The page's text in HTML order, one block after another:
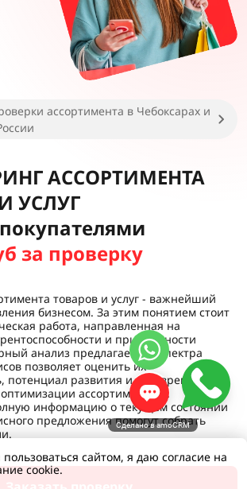
ассортимента в Чебоксарах и
АССОРТИМЕНТА
УСЛУГ
за проверку
товаров и услуг - важнейший
бизнесом. За этим понятием стоит
работа, направленная на
и прибыльности
анализ предлагаемого спектра
позволяет оценить их
потенциал развития и своевременно
ассортимента. А
информацию о текущем состоянии
предложения помогут собрать
сайтом, я даю согласие на
cookie.
Сделано в amoCRM